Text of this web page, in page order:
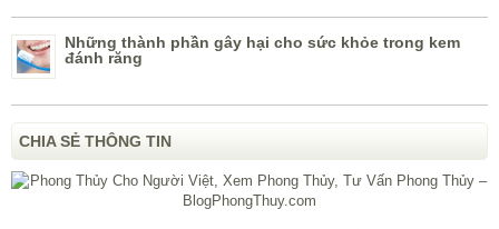
Những thành phần gây hại cho sức khỏe trong kem
đánh răng
CHIA SẺ THÔNG TIN